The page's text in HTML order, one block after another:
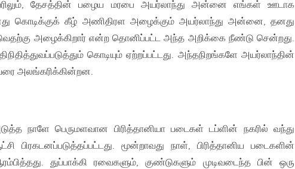
தேசத்தின் பழைய மரபை அயர்லாந்து அன்னை எங்கள் ஊடாக
கொடிக்குக் கீழ் அணிதிரள அழைக்கும் அயர்லாந்து அன்னை, தனது
அழைக்கிறார் என்ற தொனிப்பட்ட அந்த அறிக்கை நீண்டு சென்றது.
கொடியும் ஏற்றப்பட்டது. அந்தநிறங்களே அயர்லாந்தின்
அலங்கரிக்கின்றன.
நாளே பெருமளவான பிரித்தானியா படைகள் டப்ளின் நகரில் வந்து
பிரகடனப்படுத்தப்பட்டது. மூன்றாவது நாள், பிரித்தானிய படைகளின்
துப்பாக்கி ரவைகளும், குண்டுகளும் முடிவடைந்த பின் ஒரு